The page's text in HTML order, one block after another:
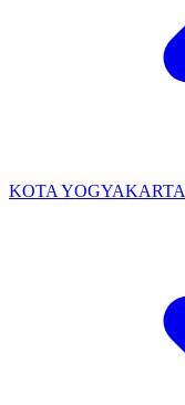
KOTA YOGYAKARTA